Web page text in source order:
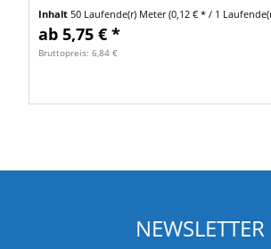
Umwelt und schicken...
Inhalt50 Laufende(r) Meter(0,12 € * / 1
ab 5,75 € *
Bruttopreis: 6,84 €
NEWSLETTER